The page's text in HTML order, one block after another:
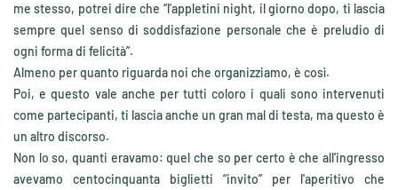
me stesso, potrei dire che “l'appletini night, il giorno dopo, ti lascia
sempre quel senso di soddisfazione personale che è preludio di
ogni forma di felicità”.
Almeno per quanto riguarda noi che organizziamo, è così.
Poi, e questo vale anche per tutti coloro i quali sono intervenuti
come partecipanti, ti lascia anche un gran mal di testa, ma questo è
un altro discorso.
Non lo so, quanti eravamo: quel che so per certo è che all'ingresso
avevamo centocinquanta biglietti “invito” per l'aperitivo che